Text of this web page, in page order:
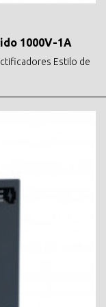
1000V-1A
Estilo de